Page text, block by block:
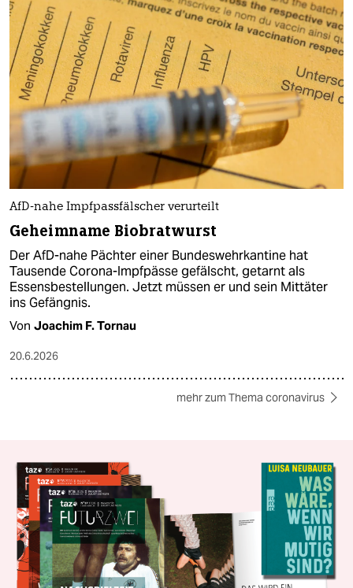
AfD-nahe Impfpassfälscher verurteilt
Geheimname Biobratwurst
Der AfD-nahe Pächter einer Bundeswehrkantine hat
Tausende Corona-Impfpässe gefälscht, getarnt als
Essensbestellungen. Jetzt müssen er und sein Mittäter
ins Gefängnis.
Von Joachim F. Tornau
20.6.2026
mehr zum Thema coronavirus